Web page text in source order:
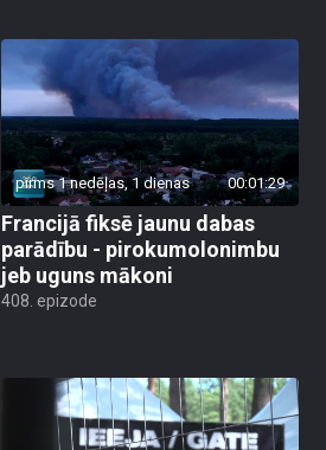
pirms 1 nedēļas, 1 dienas 00:01:29
Francijā fiksē jaunu dabas
parādību - pirokumolonimbu
jeb uguns mākoni
408. epizode